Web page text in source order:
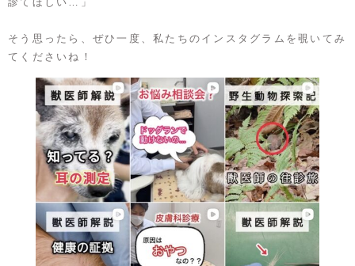
そう思ったら、ぜひ一度、私たちのインスタグラムを覗いてみ
てくださいね！